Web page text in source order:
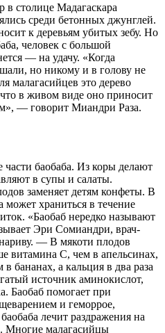
столице Мадагаскара
среди бетонных джунглей.
к деревьям убитых зебу. Но
человек с большой
— на удачу. «Когда
но никому и в голову не
малагасийцев это дерево
в живом виде оно приносит
— говорит Миандри Раза.
баобаба. Из коры делают
в супы и салаты.
заменяет детям конфеты. В
храниться в течение
«Баобаб нередко называют
Эри Сомиандри, врач-
— В мякоти плодов
витамина С, чем в апельсинах,
бананах, а кальция в два раза
источник аминокислот,
Баобаб помогает при
и геморрое,
лечит раздражения на
Многие малагасийцы